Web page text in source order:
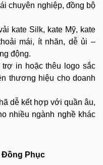
chuyên nghiệp, đồng bộ
kate Silk, kate Mỹ, kate
mái, ít nhăn, dễ ủi –
động.
trợ in hoặc thêu logo sắc
thương hiệu cho doanh
dễ kết hợp với quần âu,
nhiều ngành nghề khác
Đồng Phục